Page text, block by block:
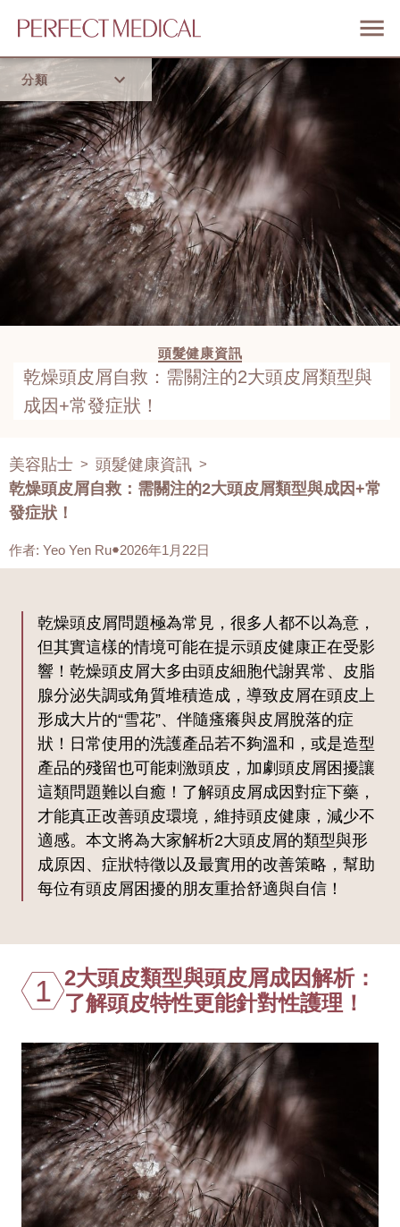
分類
首頁
流行趨勢
頭髮健康資訊
乾燥頭皮屑自救：需關注的2大頭皮屑類型與
成因+常發症狀！
美容貼士 > 頭髮健康資訊 >
乾燥頭皮屑自救：需關注的2大頭皮屑類型與成因+常
發症狀！
作者: Yeo Yen Ru 2026年1月22日
乾燥頭皮屑問題極為常見，很多人都不以為意，
但其實這樣的情境可能在提示頭皮健康正在受影
響！乾燥頭皮屑大多由頭皮細胞代謝異常、皮脂
腺分泌失調或角質堆積造成，導致皮屑在頭皮上
形成大片的“雪花”、伴隨瘙癢與皮屑脫落的症
狀！日常使用的洗護產品若不夠溫和，或是造型
產品的殘留也可能刺激頭皮，加劇頭皮屑困擾讓
這類問題難以自癒！了解頭皮屑成因對症下藥，
才能真正改善頭皮環境，維持頭皮健康，減少不
適感。本文將為大家解析2大頭皮屑的類型與形
成原因、症狀特徵以及最實用的改善策略，幫助
每位有頭皮屑困擾的朋友重拾舒適與自信！
1 2大頭皮類型與頭皮屑成因解析：
了解頭皮特性更能針對性護理！